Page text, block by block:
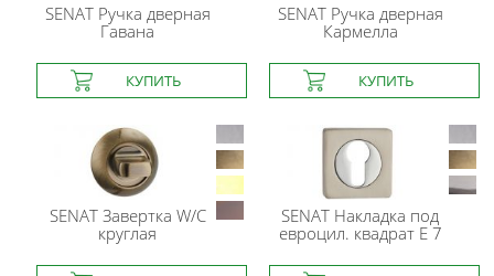
SENATРучка дверная
Гавана
SENATРучка дверная
Кармелла
SENATЗавертка W/C
круглая
SENAT Накладка под
евроцил. квадрат E 7